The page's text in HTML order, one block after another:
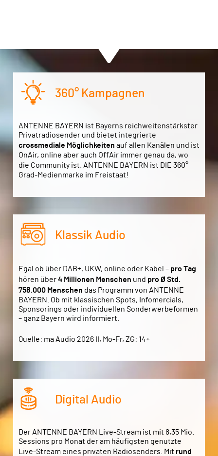
360° Kampagnen
ANTENNE BAYERN ist Bayerns reichweitenstärkster
Privatradiosender und bietet integrierte
crossmediale Möglichkeiten auf allen Kanälen und ist
OnAir, online aber auch OffAir immer genau da, wo
die Community ist. ANTENNE BAYERN ist DIE 360°
Grad-Medienmarke im Freistaat!
Klassik Audio
Egal ob über DAB+, UKW, online oder Kabel – pro Tag
hören über4 Millionen Menschen und pro Ø­ Std.
758.000 Menschen das Programm von ANTENNE
BAYERN. Ob mit klassischen Spots, Infomercials,
Sponsorings oder individuellen Sonderwerbeformen
– ganz Bayern wird informiert.
Quelle: ma Audio 2026 II, Mo-Fr, ZG: 14+
Digital Audio
Der ANTENNE BAYERN Live-Stream ist mit 8,35 Mio.
Sessions pro Monat der am häufigsten genutzte
Live-Stream eines privaten Radiosenders. Mit rund